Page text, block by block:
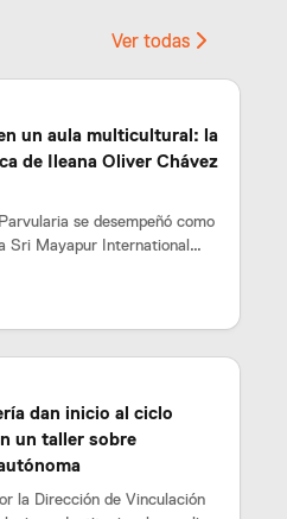
Ver todas
un aula multicultural: la
de Ileana Oliver Chávez
se desempeñó como
Sri Mayapur International
dan inicio al ciclo
un taller sobre
la Dirección de Vinculación